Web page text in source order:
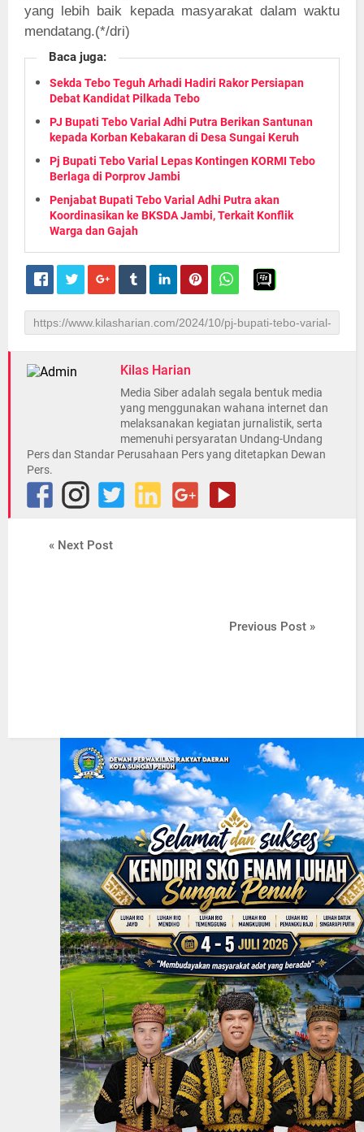
yang lebih baik kepada masyarakat dalam waktu
mendatang.(*/dri)
Baca juga:
Sekda Tebo Teguh Arhadi Hadiri Rakor Persiapan
Debat Kandidat Pilkada Tebo
PJ Bupati Tebo Varial Adhi Putra Berikan Santunan
kepada Korban Kebakaran di Desa Sungai Keruh
Pj Bupati Tebo Varial Lepas Kontingen KORMI Tebo
Berlaga di Porprov Jambi
Penjabat Bupati Tebo Varial Adhi Putra akan
Koordinasikan ke BKSDA Jambi, Terkait Konflik
Warga dan Gajah
Kilas Harian
Media Siber adalah segala bentuk media
yang menggunakan wahana internet dan
melaksanakan kegiatan jurnalistik, serta
memenuhi persyaratan Undang-Undang
Pers dan Standar Perusahaan Pers yang ditetapkan Dewan
Pers.
« Next Post
Previous Post »